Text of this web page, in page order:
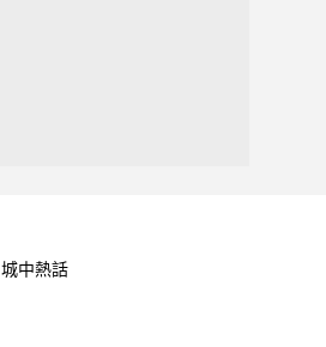
城中熱話